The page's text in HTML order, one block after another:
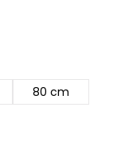
80 cm